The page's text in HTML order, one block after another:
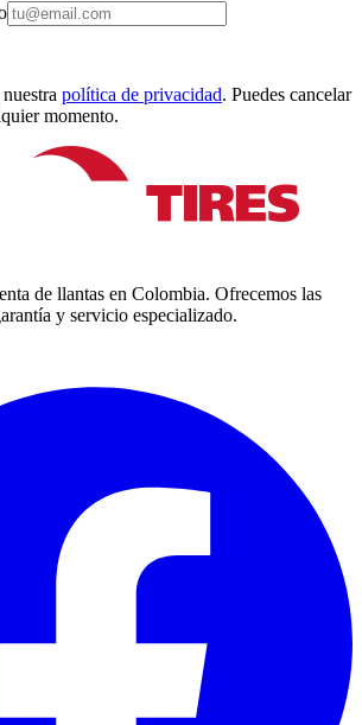
política de privacidad. Puedes cancelar
momento.
de llantas en Colombia. Ofrecemos las
y servicio especializado.